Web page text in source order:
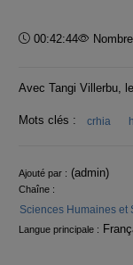
Durée :
00:42:44
Avec Tangi Villerbu,
Mots clés : crhia
Ajouté par : (admin)
Chaîne :
Sciences Humaines et
Langue principale :